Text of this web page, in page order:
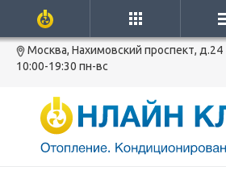
Москва, Нахимовский проспект, д.24
10:00-19:30 пн-вс